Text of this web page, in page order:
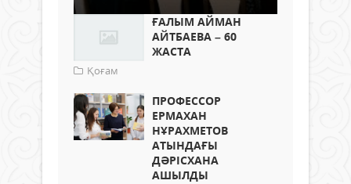
ҒАЛЫМ АЙМАН
АЙТБАЕВА – 60
ЖАСТА
Қоғам
ПРОФЕССОР
ЕРМАХАН
НҰРАХМЕТОВ
АТЫНДАҒЫ
ДӘРІСХАНА
АШЫЛДЫ